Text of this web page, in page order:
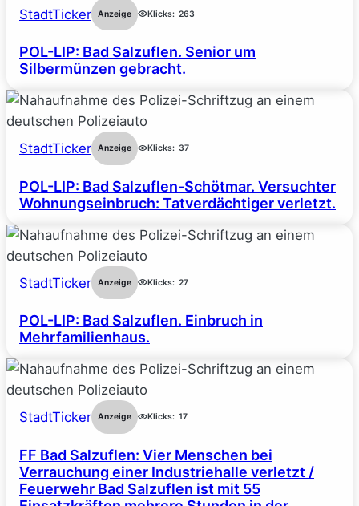
StadtTicker Anzeige Klicks: 263
POL-LIP: Bad Salzuflen. Senior um
Silbermünzen gebracht.
StadtTicker Anzeige Klicks: 37
POL-LIP: Bad Salzuflen-Schötmar. Versuchter
Wohnungseinbruch: Tatverdächtiger verletzt.
StadtTicker Anzeige Klicks: 27
POL-LIP: Bad Salzuflen. Einbruch in
Mehrfamilienhaus.
StadtTicker Anzeige Klicks: 17
FF Bad Salzuflen: Vier Menschen bei
Verrauchung einer Industriehalle verletzt /
Feuerwehr Bad Salzuflen ist mit 55